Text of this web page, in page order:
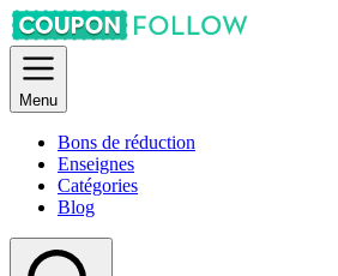
Menu
Bons de réduction
Enseignes
Catégories
Blog